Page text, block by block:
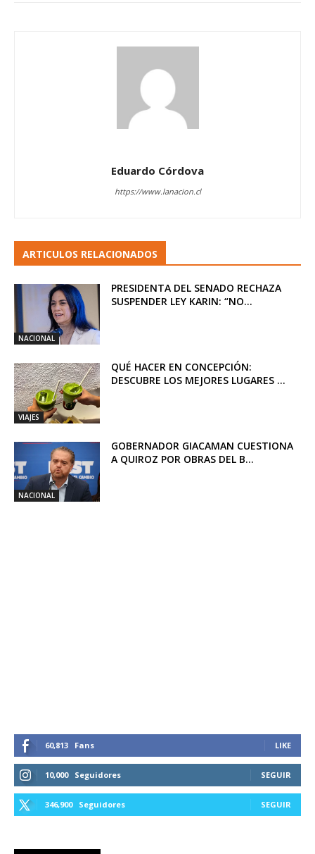
Eduardo Córdova
https://www.lanacion.cl
ARTICULOS RELACIONADOS
NACIONAL
PRESIDENTA DEL SENADO RECHAZA
SUSPENDER LEY KARIN: “NO...
VIAJES
QUÉ HACER EN CONCEPCIÓN:
DESCUBRE LOS MEJORES LUGARES ...
NACIONAL
GOBERNADOR GIACAMAN CUESTIONA
A QUIROZ POR OBRAS DEL B...
60,813 Fans LIKE
10,000 Seguidores SEGUIR
346,900 Seguidores SEGUIR